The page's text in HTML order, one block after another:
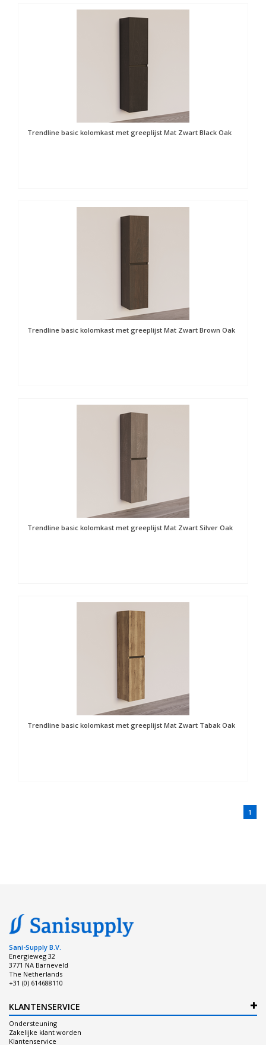
Trendline basic kolomkast met greeplijst Mat Zwart Black Oak
Trendline basic kolomkast met greeplijst Mat Zwart Brown Oak
Trendline basic kolomkast met greeplijst Mat Zwart Silver Oak
Trendline basic kolomkast met greeplijst Mat Zwart Tabak Oak
1
Sani-Supply B.V.
Energieweg 32
3771 NA Barneveld
The Netherlands
+31 (0) 614688110
KLANTENSERVICE
Ondersteuning
Zakelijke klant worden
Klantenservice